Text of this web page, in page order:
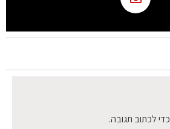
כדי לכתוב תגובה.